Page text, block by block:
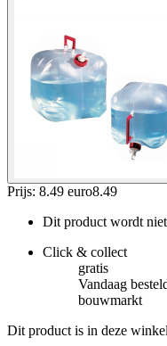
Prijs: 8.49 euro8.49
Dit product wordt
Click & collect
gratis
Vandaag
bouwmarkt
Dit product is in deze